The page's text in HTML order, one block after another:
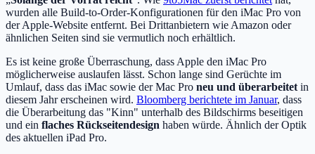
wurden alle Build-to-Order-Konfigurationen für den iMac Pro von
der Apple-Website entfernt. Bei Drittanbietern wie Amazon oder
ähnlichen Seiten sind sie vermutlich noch erhältlich.
Es ist keine große Überraschung, dass Apple den iMac Pro
möglicherweise auslaufen lässt. Schon lange sind Gerüchte im
Umlauf, dass das iMac sowie der Mac Pro neu und überarbeitet in
diesem Jahr erscheinen wird. Bloomberg berichtete im Januar, dass
die Überarbeitung das "Kinn" unterhalb des Bildschirms beseitigen
und ein flaches Rückseitendesign haben würde. Ähnlich der Optik
des aktuellen iPad Pro.